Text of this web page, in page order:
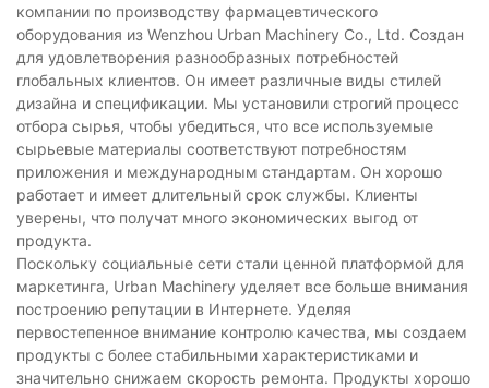
компании по производству фармацевтического
оборудования из Wenzhou Urban Machinery Co., Ltd. Создан
для удовлетворения разнообразных потребностей
глобальных клиентов. Он имеет различные виды стилей
дизайна и спецификации. Мы установили строгий процесс
отбора сырья, чтобы убедиться, что все используемые
сырьевые материалы соответствуют потребностям
приложения и международным стандартам. Он хорошо
работает и имеет длительный срок службы. Клиенты
уверены, что получат много экономических выгод от
продукта.
Поскольку социальные сети стали ценной платформой для
маркетинга, Urban Machinery уделяет все больше внимания
построению репутации в Интернете. Уделяя
первостепенное внимание контролю качества, мы создаем
продукты с более стабильными характеристиками и
значительно снижаем скорость ремонта. Продукты хорошо